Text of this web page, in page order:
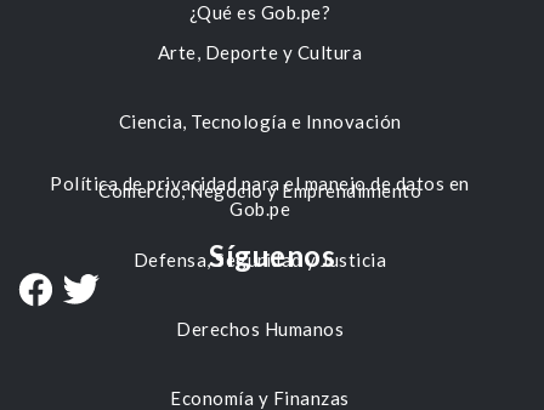
Arte, Deporte y Cultura
Ciencia, Tecnología e Innovación
Comercio, Negocio y Emprendimiento
Defensa, Seguridad y Justicia
Derechos Humanos
Economía y Finanzas
¿Qué es Gob.pe?
Política de privacidad para el manejo de datos en
Gob.pe
Síguenos